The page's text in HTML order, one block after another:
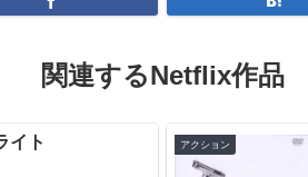
関連するNetflix作品
イト アクション